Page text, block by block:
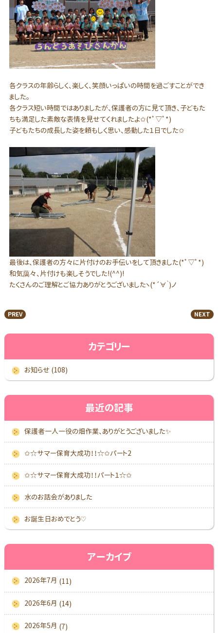
各クラスの年齢らしく、楽しく、笑顔いっぱいの時間を過ごすことができ
ました。
各クラス短い時間ではありましたが、保護者の方に見て頂き、子どもた
ちも満足した素敵な表情を見せてくれましたよ✩(*ﾟ▽ﾟ*)
子どもたちの成長した姿を頼もしく思い、感動した１日でした✩
最後は、保護者の方々に片付けのお手伝いをして頂きました(*ﾟ▽ﾟ*)
和気藹々、片付けも楽しそうでした!(^^)!
たくさんのご理解とご協力ありがとうございましたヽ(*´∀｀)ノ
PREV NEXT
カテゴリー
お知らせ (108)
最近の記事
保護者一人一役の畑作業、ありがとうございました✨
✩☆サマー保育大成功！！☆✩パート2
✩☆サマー保育大成功！！パート１☆✩
水のお話会がありました
お誕生日おめでとう♡
アーカイブ
2026年7月 (11)
2026年6月 (14)
2026年5月 (7)